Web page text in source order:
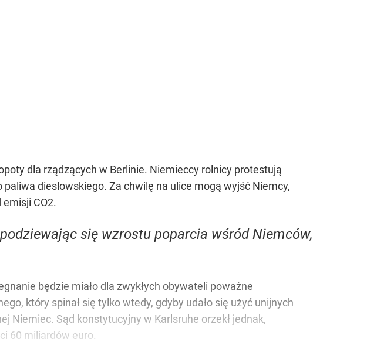
dla rządzących w Berlinie. Niemieccy rolnicy protestują
paliwa dieslowskiego. Za chwilę na ulice mogą wyjść Niemcy,
CO2.
się wzrostu poparcia wśród Niemców,
będzie miało dla zwykłych obywateli poważne
który spinał się tylko wtedy, gdyby udało się użyć unijnych
Niemiec. Sąd konstytucyjny w Karlsruhe orzekł jednak,
60 miliardów euro.